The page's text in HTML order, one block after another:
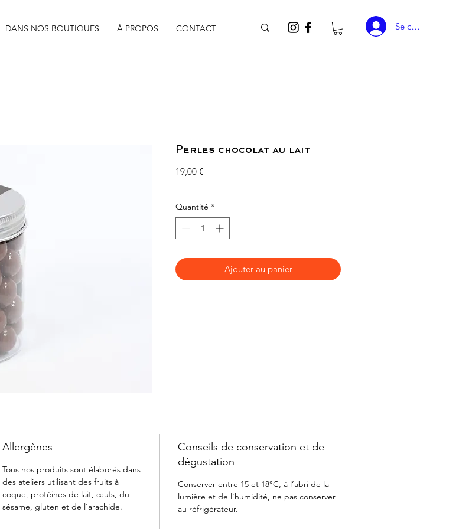
DANS NOS BOUTIQUES À PROPOS CONTACT Se connecter
Perles chocolat au lait
19,00 €Prix
Quantité *
Ajouter au panier
Allergènes
Tous nos produits sont élaborés dans
des ateliers utilisant des fruits à
coque, protéines de lait, œufs, du
sésame, gluten et de l'arachide.
Conseils de conservation et de
dégustation
Conserver entre 15 et 18°C, à l’abri de la
lumière et de l’humidité, ne pas conserver
au réfrigérateur.